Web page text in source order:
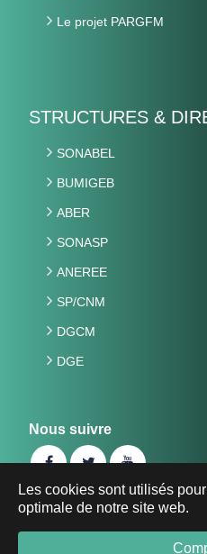
Les cookies sont utilisés
optimale de notre site web.
Le projet PARGFM
STRUCTURES &
SONABEL
BUMIGEB
ABER
SONASP
ANEREE
SP/CNM
DGCM
DGE
Nous suivre
©2019 Ministère de